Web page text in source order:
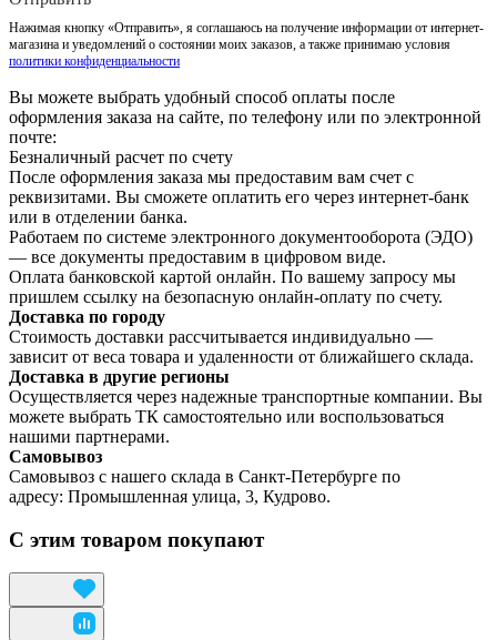
Нажимая кнопку «Отправить», я соглашаюсь на получение информации от интернет-
магазина и уведомлений о состоянии моих заказов, а также принимаю условия
политики конфиденциальности
Вы можете выбрать удобный способ оплаты после
оформления заказа на сайте, по телефону или по электронной
почте:
Безналичный расчет по счету
После оформления заказа мы предоставим вам счет с
реквизитами. Вы сможете оплатить его через интернет-банк
или в отделении банка.
Работаем по системе электронного документооборота (ЭДО)
— все документы предоставим в цифровом виде.
Оплата банковской картой онлайн. По вашему запросу мы
пришлем ссылку на безопасную онлайн-оплату по счету.
Доставка по городу
Стоимость доставки рассчитывается индивидуально —
зависит от веса товара и удаленности от ближайшего склада.
Доставка в другие регионы
Осуществляется через надежные транспортные компании. Вы
можете выбрать ТК самостоятельно или воспользоваться
нашими партнерами.
Самовывоз
Самовывоз с нашего склада в Санкт-Петербурге по
адресу: Промышленная улица, 3, Кудрово.
С этим товаром покупают